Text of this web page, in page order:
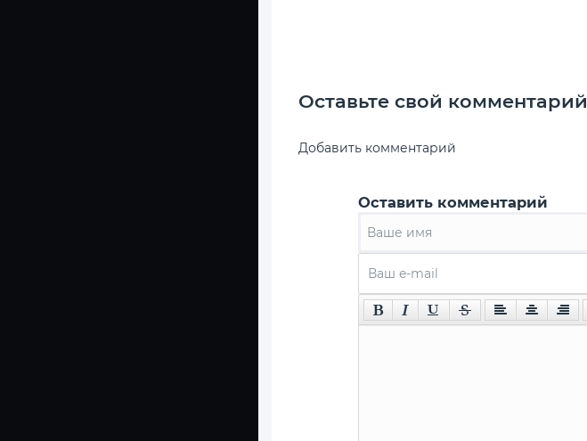
Оставьте свой комментарий
Добавить комментарий
Оставить комментарий